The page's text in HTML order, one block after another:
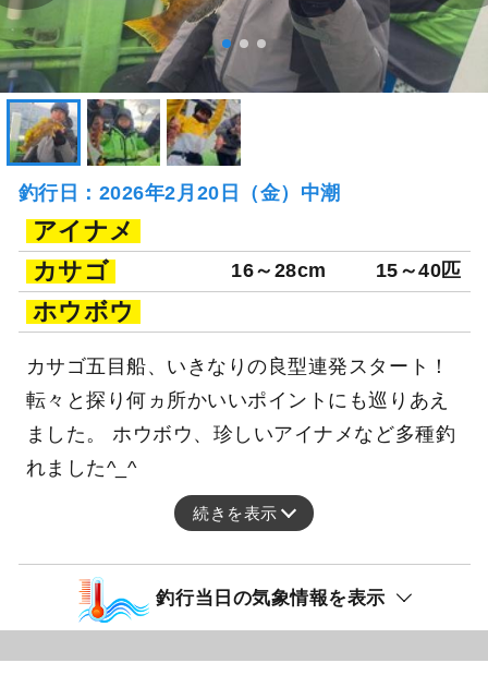
釣行日：2026年2月20日（金）中潮
アイナメ
カサゴ
16～28cm 15～40匹
ホウボウ
カサゴ五目船、いきなりの良型連発スタート！
転々と探り何ヵ所かいいポイントにも巡りあえ
ました。 ホウボウ、珍しいアイナメなど多種釣
れました^_^
続きを表示
釣行当日の気象情報を表示